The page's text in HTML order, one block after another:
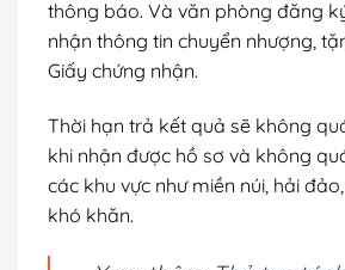
thông báo. Và văn phòng đăng
nhận thông tin chuyển nhượng,
Giấy chứng nhận.
Thời hạn trả kết quả sẽ không
khi nhận được hồ sơ và không
các khu vực như miền núi, hải
khó khăn.